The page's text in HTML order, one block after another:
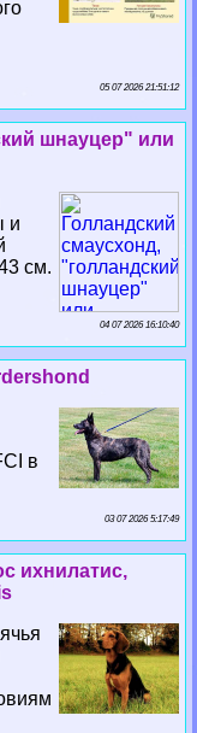
05 07 2026 21:51:12
шнауцер" или
и
см.
04 07 2026 16:10:40
в
03 07 2026 5:17:49
ихнилатис,